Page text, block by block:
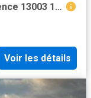
Marseille 3e Arrondissement Provence 13003 100782142
Voir les détails